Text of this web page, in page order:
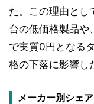
た。この理由と
台の低価格製品や
で実質0円となる
格の下落に影響し
メーカー別シェア